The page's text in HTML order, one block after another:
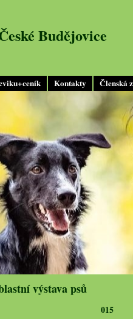
Kontakty Členská
Budějovice
výstava psů
015